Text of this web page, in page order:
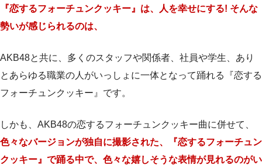
『恋するフォーチュンクッキー』は、人を幸せにする! そんな
勢いが感じられるのは、
AKB48と共に、多くのスタッフや関係者、社員や学生、あり
とあらゆる職業の人がいっしょに一体となって踊れる『恋する
フォーチュンクッキー』です。
しかも、AKB48の恋するフォーチュンクッキー曲に併せて、
色々なバージョンが独自に撮影された、『恋するフォーチュン
クッキー』で踊る中で、色々な嬉しそうな表情が見れるのがい